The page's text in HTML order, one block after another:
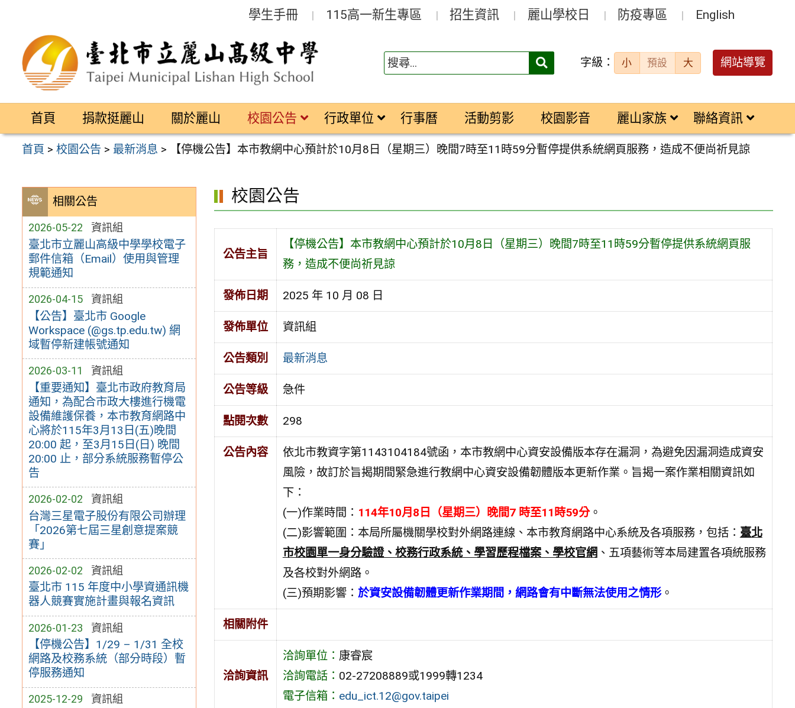
區
學生手冊 115高一新生專區 招生資訊 麗山學校日 防疫專區 English
搜
字級： 小 預設 大 網站導覽
首頁 捐款挺麗山 關於麗山 校園公告 行政單位 行事曆 活動剪影 校園影音 麗山家族 聯絡資訊
首頁 >校園公告 > 最新消息 > 【停機公告】本市教網中心預計於10月8日（星期三）晚間7時至11時59分暫停提供系統網頁服務，造成不便尚祈見諒
相關公告
2026-05-22 資訊組
臺北市立麗山高級中學學校電子
郵件信箱（Email）使用與管理
規範通知
2026-04-15 資訊組
【公告】臺北市 Google
Workspace (@gs.tp.edu.tw) 網
域暫停新建帳號通知
2026-03-11 資訊組
【重要通知】臺北市政府教育局
通知，為配合市政大樓進行機電
設備維護保養，本市教育網路中
心將於115年3月13日(五)晚間
20:00 起，至3月15日(日) 晚間
20:00 止，部分系統服務暫停公
告
2026-02-02 資訊組
台灣三星電子股份有限公司辦理
「2026第七屆三星創意提案競
賽」
2026-02-02 資訊組
臺北市 115 年度中小學資通訊機
器人競賽實施計畫與報名資訊
2026-01-23 資訊組
【停機公告】1/29 – 1/31 全校
網路及校務系統（部分時段）暫
停服務通知
2025-12-29 資訊組
校園公告
公告主旨
【停機公告】本市教網中心預計於10月8日（星期三）晚間7時至11時59分暫停提供系統網頁服
務，造成不便尚祈見諒
發佈日期 2025 年 10 月 08 日
發佈單位 資訊組
公告類別 最新消息
公告等級 急件
點閱次數 298
公告內容
依北市教資字第1143104184號函，本市教網中心資安設備版本存在漏洞，為避免因漏洞造成資安
風險，故訂於旨揭期間緊急進行教網中心資安設備韌體版本更新作業。旨揭一案作業相關資訊如
下：
(一)作業時間： 114年10月8日（星期三）晚間7 時至11時59分。
(二)影響範圍：本局所屬機關學校對外網路連線、本市教育網路中心系統及各項服務，包括： 臺北
市校園單一身分驗證、校務行政系統、學習歷程檔案、學校官網 、五項藝術等本局建置各項統服務
及各校對外網路。
(三)預期影響： 於資安設備韌體更新作業期間，網路會有中斷無法使用之情形。
相關附件
洽詢資訊
洽詢單位： 康睿宸
洽詢電話： 02-27208889或1999轉1234
電子信箱： edu_ict.12@gov.taipei